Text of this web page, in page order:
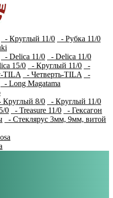
- Круглый 11/0 - Рубка 11/0
- Delica 11/0
- Delica 11/0
15/0 - Круглый 11/0
-
TILA - Четверть-TILA
-
- Long Magatama
Круглый 8/0
- Круглый 11/0
0
- Treasure 11/0
- Гексагон
- Стеклярус 3мм, 9мм, витой